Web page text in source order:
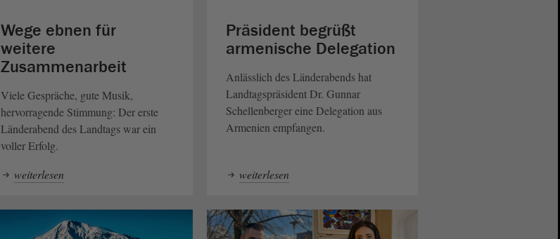
Wege ebnen für
weitere
Zusammenarbeit
Viele Gespräche, gute Musik,
hervorragende Stimmung: Der erste
Länderabend des Landtags war ein
voller Erfolg.
weiterlesen
Präsident begrüßt
armenische Delegation
Anlässlich des Länderabends hat
Landtagspräsident Dr. Gunnar
Schellenberger eine Delegation aus
Armenien empfangen.
weiterlesen